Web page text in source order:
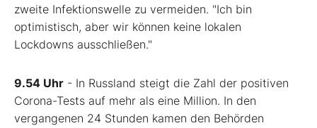
zweite Infektionswelle zu vermeiden. "Ich bin
optimistisch, aber wir können keine lokalen
Lockdowns ausschließen."
9.54 Uhr - In Russland steigt die Zahl der positiven
Corona-Tests auf mehr als eine Million. In den
vergangenen 24 Stunden kamen den Behörden